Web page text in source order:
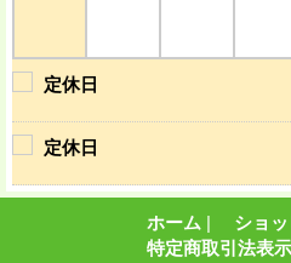
定休日
定休日
ホーム |
ショッ
特定商取引法表示